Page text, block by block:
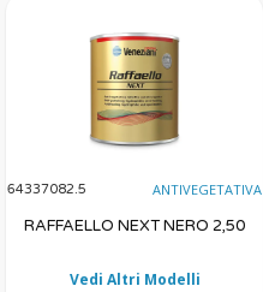
64337082.5 ANTIVEGETATIVA
RAFFAELLO NEXT NERO 2,50
Vedi Altri Modelli